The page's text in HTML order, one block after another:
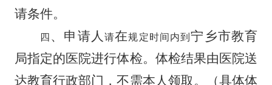
请条件。
四 、 申请人请在规定时间内到宁乡市教育
局指定的医院进行体检。体检结果由医院送
达教育行政部门，不需本人领取。（具体体